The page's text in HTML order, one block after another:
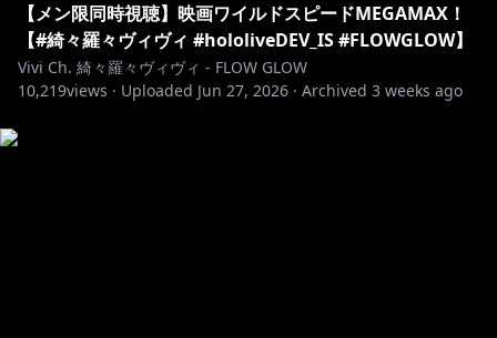
【メン限同時視聴】映画ワイルドスピードMEGAMAX！
【#綺々羅々ヴィヴィ #hololiveDEV_IS #FLOWGLOW】
Vivi Ch. 綺々羅々ヴィヴィ - FLOW GLOW
10,219views · Uploaded Jun 27, 2026 · Archived 3 weeks ago